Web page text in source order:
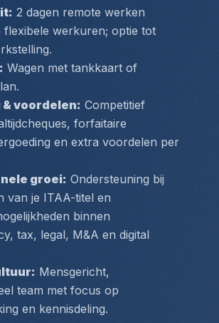
2 dagen remote werken
flexibele werkuren; optie tot
Wagen met tankkaart of
voordelen: Competitief
forfaitaire
en extra voordelen per
groei: Ondersteuning bij
van je ITAA-titel en
binnen
tax, legal, M&A en digital
Mensgericht,
team met focus op
en kennisdeling.